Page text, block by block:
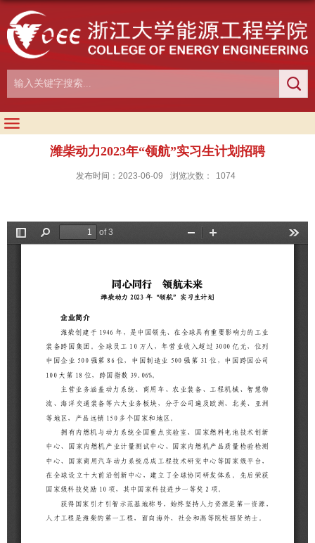
潍柴动力2023年“领航”实习生计划招聘
发布时间：2023-06-09 浏览次数： 1074